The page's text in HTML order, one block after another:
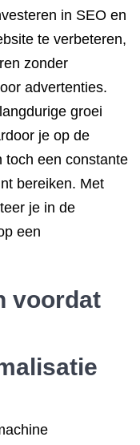
in SEO en
te verbeteren,
zonder
advertenties.
groei
je op de
toch een constante
bereiken. Met
je in de
een
voordat